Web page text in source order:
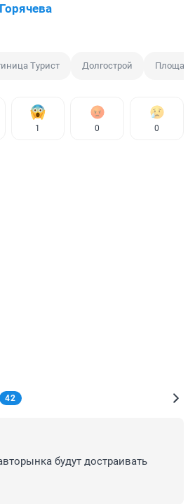
Турист Долгострой
1 0 0
42
будут достраивать